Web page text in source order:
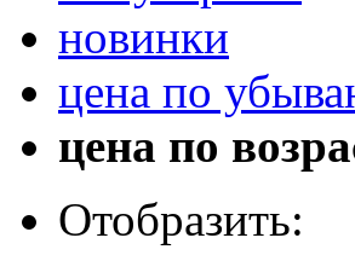
новинки
цена по
цена по
Отобразить: